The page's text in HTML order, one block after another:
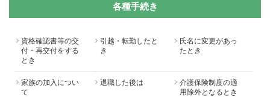
各種手続き
資格確認書等の交
付・再交付をする
とき
引越・転勤したと
き
氏名に変更があっ
たとき
家族の加入につい
て
退職した後は
介護保険制度の適
用除外となるとき